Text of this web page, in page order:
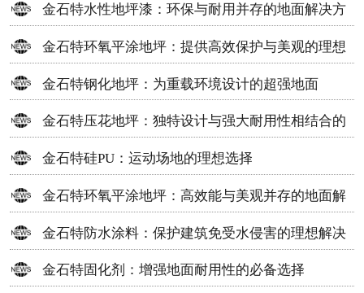
金石特水性地坪漆：环保与耐用并存的地面解决方
案
金石特环氧平涂地坪：提供高效保护与美观的理想
选择
金石特钢化地坪：为重载环境设计的超强地面
金石特压花地坪：独特设计与强大耐用性相结合的
地面材料
金石特硅PU：运动场地的理想选择
金石特环氧平涂地坪：高效能与美观并存的地面解
决方案
金石特防水涂料：保护建筑免受水侵害的理想解决
方案
金石特固化剂：增强地面耐用性的必备选择